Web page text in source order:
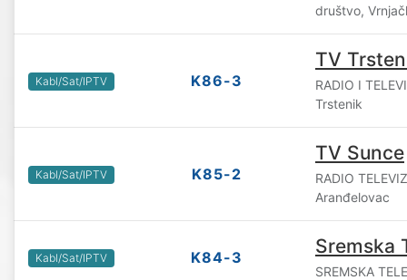
društvo,
Kabl/Sat/IPTV K86-3
TV
RADIO I
Trstenik
Kabl/Sat/IPTV K85-2
TV Sunce
RADIO
Aranđelovac
Kabl/Sat/IPTV K84-3 Sremska
SREMSKA